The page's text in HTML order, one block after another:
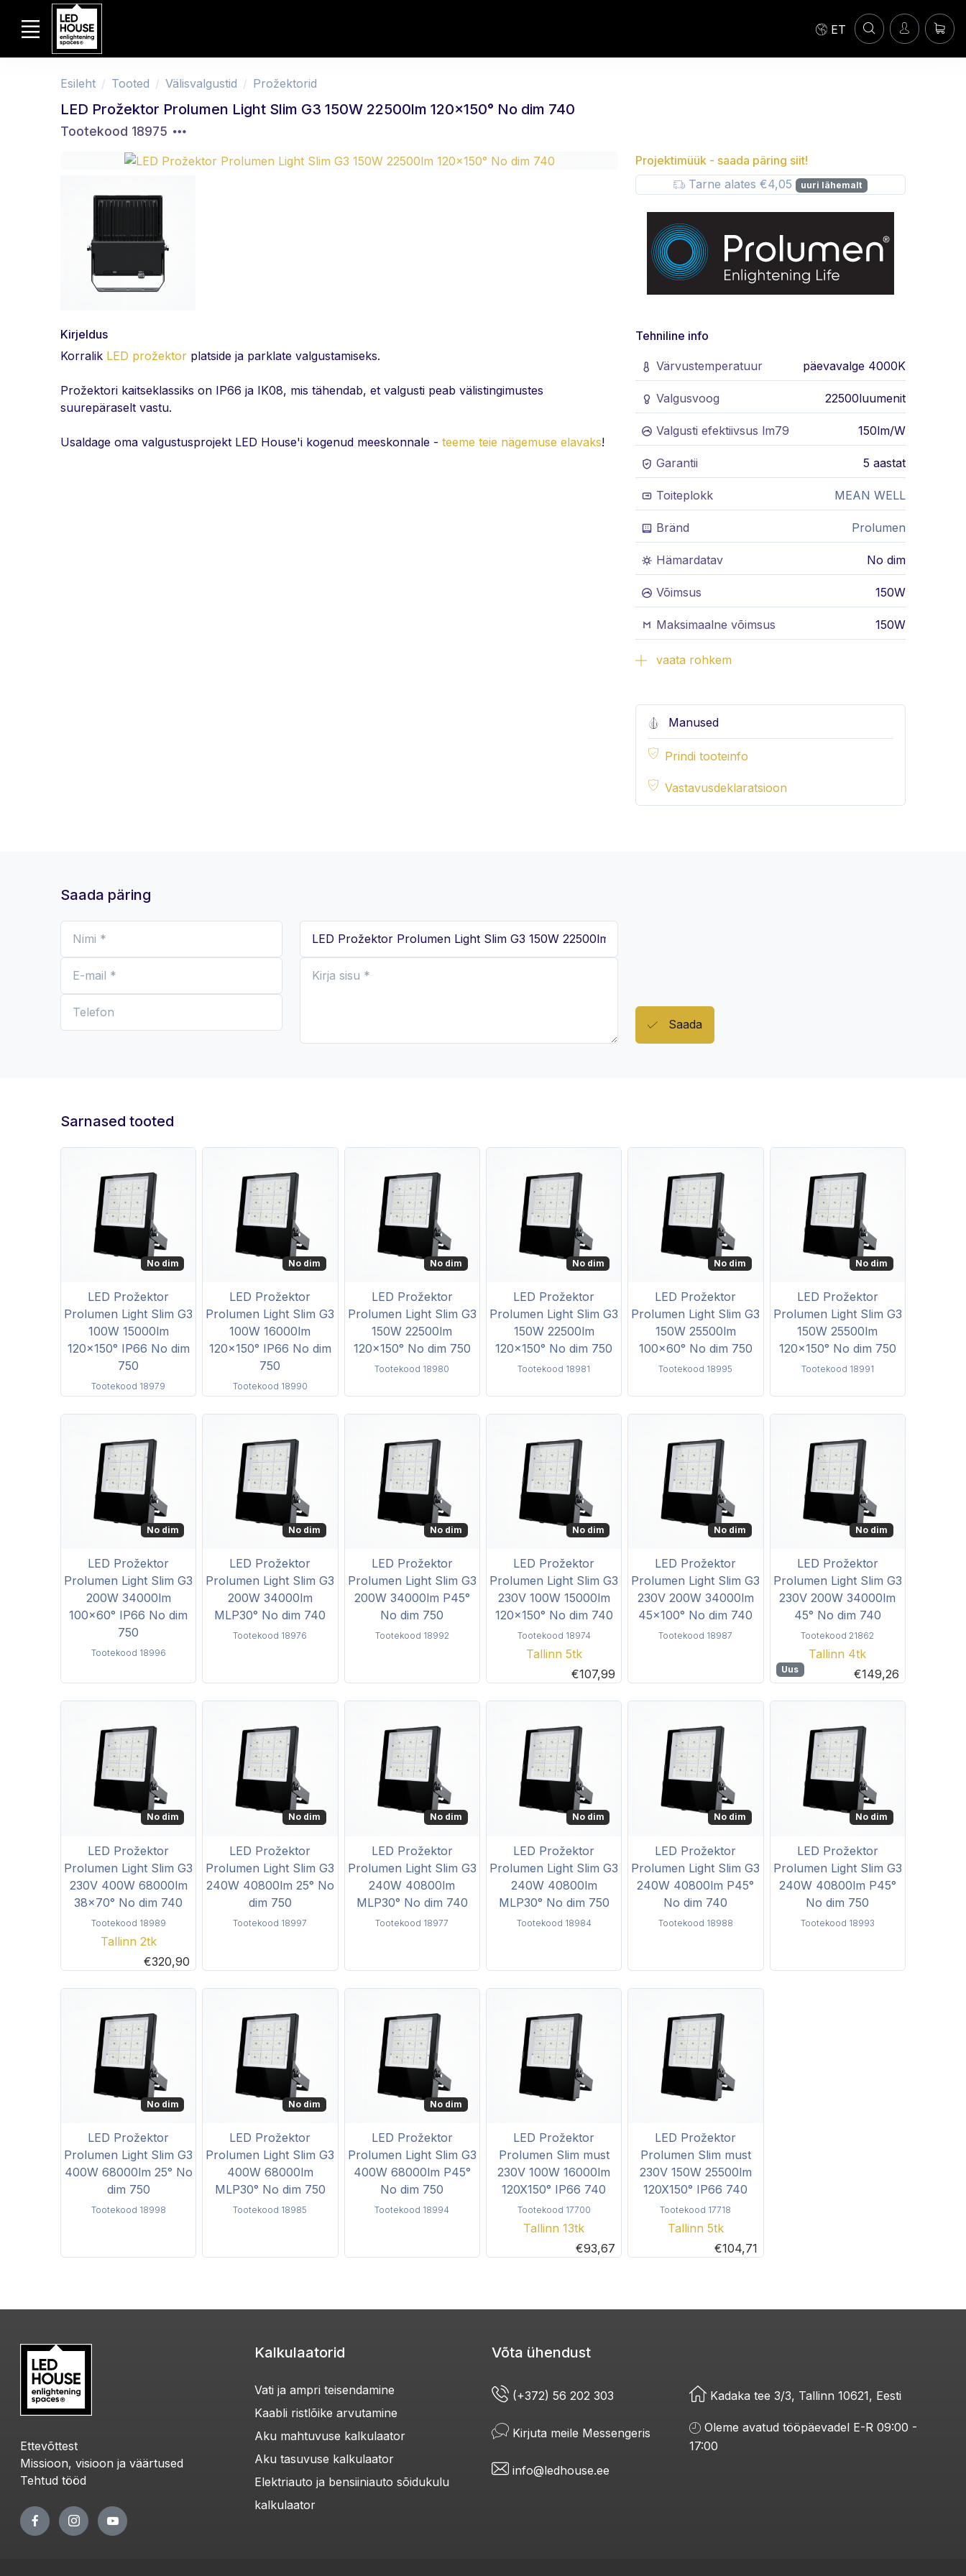
ET
Esileht Tooted Välisvalgustid Prožektorid
LED Prožektor Prolumen Light Slim G3 150W 22500lm 120x150° No dim 740
Tootekood 18975
Kirjeldus
Korralik LED prožektor platside ja parklate valgustamiseks.
Prožektori kaitseklassiks on IP66 ja IK08, mis tähendab, et valgusti peab välistingimustes
suurepäraselt vastu.
Usaldage oma valgustusprojekt LED House'i kogenud meeskonnale - teeme teie nägemuse elavaks!
Projektimüük - saada päring siit!
Tarne alates €4,05
uuri lähemalt
Tehniline info
Värvustemperatuur päevavalge 4000K
Valgusvoog 22500luumenit
Valgusti efektiivsus lm79 150lm/W
Garantii 5 aastat
Toiteplokk MEAN WELL
Bränd Prolumen
Hämardatav No dim
Võimsus 150W
Maksimaalne võimsus 150W
vaata rohkem
Manused
Prindi tooteinfo
Vastavusdeklaratsioon
Saada päring
Saada
Sarnased tooted
No dim
LED Prožektor
Prolumen Light Slim G3
100W 15000lm
120x150° IP66 No dim
750
Tootekood 18979
No dim
LED Prožektor
Prolumen Light Slim G3
100W 16000lm
120x150° IP66 No dim
750
Tootekood 18990
No dim
LED Prožektor
Prolumen Light Slim G3
150W 22500lm
120x150° No dim 750
Tootekood 18980
No dim
LED Prožektor
Prolumen Light Slim G3
150W 22500lm
120x150° No dim 750
Tootekood 18981
No dim
LED Prožektor
Prolumen Light Slim G3
150W 25500lm
100x60° No dim 750
Tootekood 18995
No dim
LED Prožektor
Prolumen Light Slim G3
150W 25500lm
120x150° No dim 750
Tootekood 18991
No dim
LED Prožektor
Prolumen Light Slim G3
200W 34000lm
100x60° IP66 No dim
750
Tootekood 18996
No dim
LED Prožektor
Prolumen Light Slim G3
200W 34000lm
MLP30° No dim 740
Tootekood 18976
No dim
LED Prožektor
Prolumen Light Slim G3
200W 34000lm P45°
No dim 750
Tootekood 18992
No dim
LED Prožektor
Prolumen Light Slim G3
230V 100W 15000lm
120x150° No dim 740
Tootekood 18974
Tallinn 5tk
€107,99
No dim
LED Prožektor
Prolumen Light Slim G3
230V 200W 34000lm
45x100° No dim 740
Tootekood 18987
Uus
No dim
LED Prožektor
Prolumen Light Slim G3
230V 200W 34000lm
45° No dim 740
Tootekood 21862
Tallinn 4tk
€149,26
No dim
LED Prožektor
Prolumen Light Slim G3
230V 400W 68000lm
38x70° No dim 740
Tootekood 18989
Tallinn 2tk
€320,90
No dim
LED Prožektor
Prolumen Light Slim G3
240W 40800lm 25° No
dim 750
Tootekood 18997
No dim
LED Prožektor
Prolumen Light Slim G3
240W 40800lm
MLP30° No dim 740
Tootekood 18977
No dim
LED Prožektor
Prolumen Light Slim G3
240W 40800lm
MLP30° No dim 750
Tootekood 18984
No dim
LED Prožektor
Prolumen Light Slim G3
240W 40800lm P45°
No dim 740
Tootekood 18988
No dim
LED Prožektor
Prolumen Light Slim G3
240W 40800lm P45°
No dim 750
Tootekood 18993
No dim
LED Prožektor
Prolumen Light Slim G3
400W 68000lm 25° No
dim 750
Tootekood 18998
No dim
LED Prožektor
Prolumen Light Slim G3
400W 68000lm
MLP30° No dim 750
Tootekood 18985
No dim
LED Prožektor
Prolumen Light Slim G3
400W 68000lm P45°
No dim 750
Tootekood 18994
LED Prožektor
Prolumen Slim must
230V 100W 16000lm
120X150° IP66 740
Tootekood 17700
Tallinn 13tk
€93,67
LED Prožektor
Prolumen Slim must
230V 150W 25500lm
120X150° IP66 740
Tootekood 17718
Tallinn 5tk
€104,71
Ettevõttest
Missioon, visioon ja väärtused
Tehtud tööd
Võta ühendust
(+372) 56 202 303
Kirjuta meile Messengeris
info@ledhouse.ee
Kadaka tee 3/3, Tallinn 10621, Eesti
Oleme avatud tööpäevadel E-R 09:00 -
17:00
Kalkulaatorid
Vati ja ampri teisendamine
Kaabli ristlõike arvutamine
Aku mahtuvuse kalkulaator
Aku tasuvuse kalkulaator
Elektriauto ja bensiiniauto sõidukulu
kalkulaator